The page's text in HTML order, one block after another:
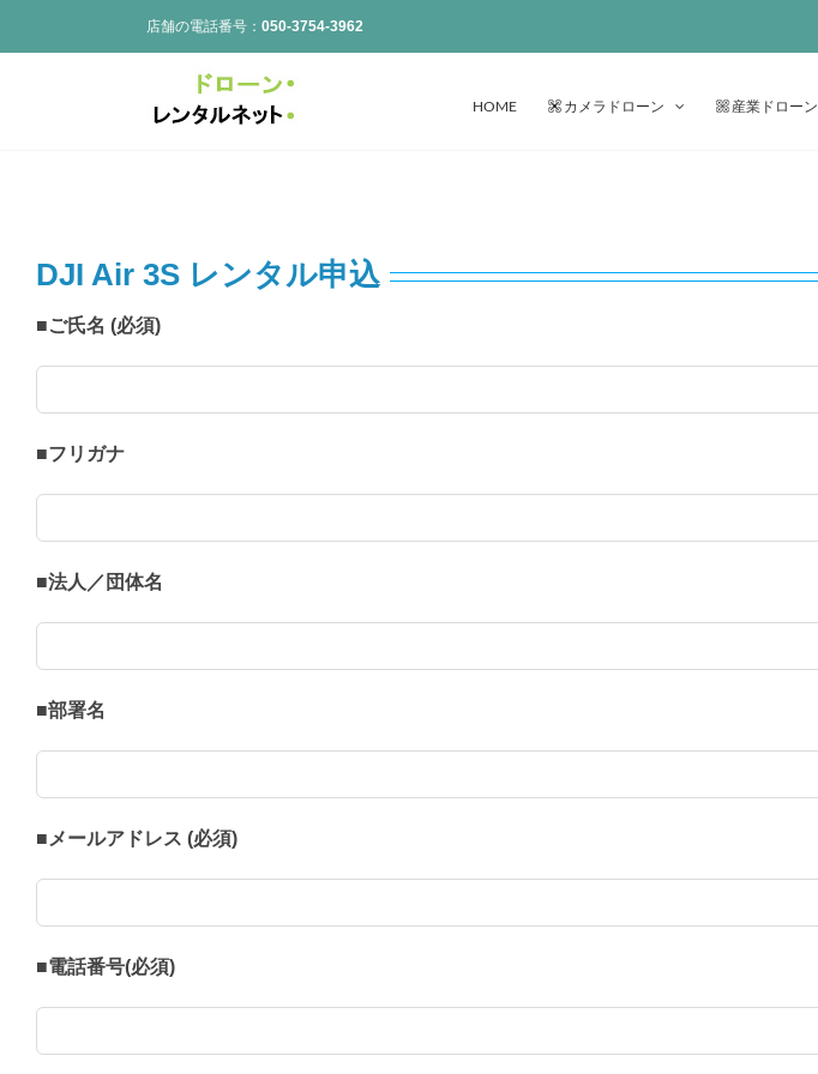
店舗の電話番号： 050-3754-3962
HOME カメラドローン 産業ドローン
DJI Air 3S レンタル申込
■ご氏名 (必須)
■フリガナ
■法人／団体名
■部署名
■メールアドレス (必須)
■電話番号(必須)